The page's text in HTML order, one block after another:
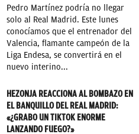
Pedro Martínez podría no llegar
solo al Real Madrid. Este lunes
conocíamos que el entrenador del
Valencia, flamante campeón de la
Liga Endesa, se convertirá en el
nuevo interino...
HEZONJA REACCIONA AL BOMBAZO EN
EL BANQUILLO DEL REAL MADRID:
«¿GRABO UN TIKTOK ENORME
LANZANDO FUEGO?»